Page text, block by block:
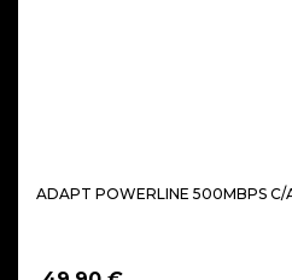
ADAPT POWERLINE 500MBPS